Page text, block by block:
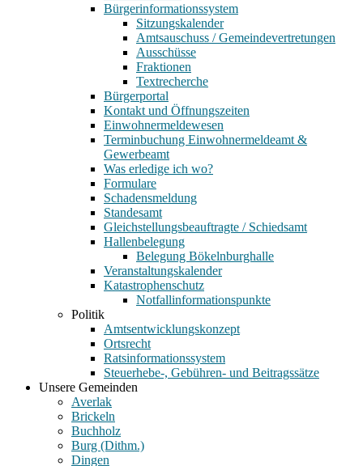
Bürgerinformationssystem
Sitzungskalender
Amtsauschuss / Gemeindevertretungen
Ausschüsse
Fraktionen
Textrecherche
Bürgerportal
Kontakt und Öffnungszeiten
Einwohnermeldewesen
Terminbuchung Einwohnermeldeamt &
Gewerbeamt
Was erledige ich wo?
Formulare
Schadensmeldung
Standesamt
Gleichstellungsbeauftragte / Schiedsamt
Hallenbelegung
Belegung Bökelnburghalle
Veranstaltungskalender
Katastrophenschutz
Notfallinformationspunkte
Politik
Amtsentwicklungskonzept
Ortsrecht
Ratsinformationssystem
Steuerhebe-, Gebühren- und Beitragssätze
Unsere Gemeinden
Averlak
Brickeln
Buchholz
Burg (Dithm.)
Dingen